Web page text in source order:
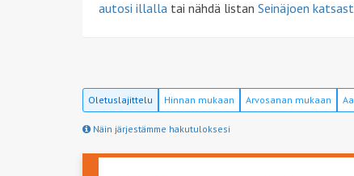
autosi illalla tai nähdä listan Seinäjoen
Oletuslajittelu Hinnan mukaan Arvosanan mukaan
Näin järjestämme hakutuloksesi